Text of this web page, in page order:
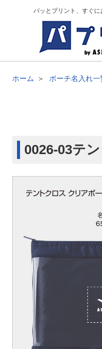
パッとプリント、すぐに
ホーム ポーチ名入れ一
0026-03テ